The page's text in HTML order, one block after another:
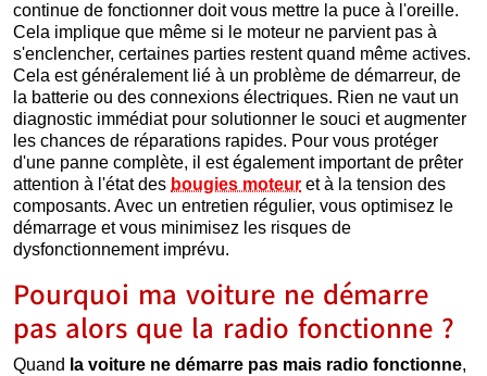
continue de fonctionner doit vous mettre la puce à l'oreille.
Cela implique que même si le moteur ne parvient pas à
s'enclencher, certaines parties restent quand même actives.
Cela est généralement lié à un problème de démarreur, de
la batterie ou des connexions électriques. Rien ne vaut un
diagnostic immédiat pour solutionner le souci et augmenter
les chances de réparations rapides. Pour vous protéger
d'une panne complète, il est également important de prêter
attention à l'état des bougies moteur et à la tension des
composants. Avec un entretien régulier, vous optimisez le
démarrage et vous minimisez les risques de
dysfonctionnement imprévu.
Pourquoi ma voiture ne démarre
pas alors que la radio fonctionne ?
Quand la voiture ne démarre pas mais radio fonctionne,